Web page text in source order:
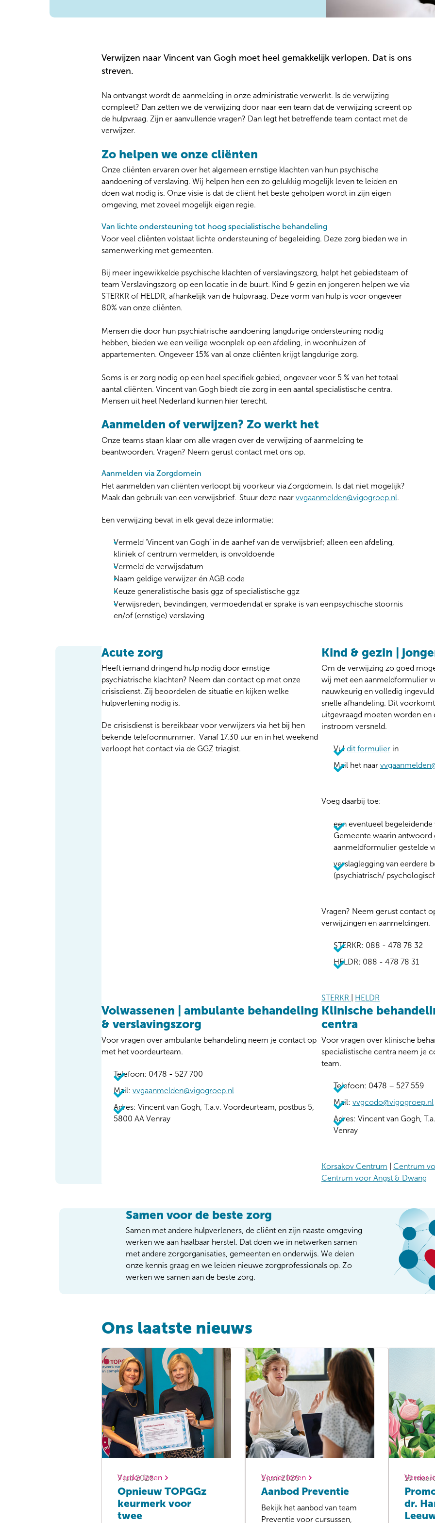
Verwijzen naar Vincent van Gogh moet heel gemakkelijk verlopen. Dat is ons
streven.
Na ontvangst wordt de aanmelding in onze administratie verwerkt. Is de verwijzing
compleet? Dan zetten we de verwijzing door naar een team dat de verwijzing screent op
de hulpvraag. Zijn er aanvullende vragen? Dan legt het betreffende team contact met de
verwijzer.
Zo helpen we onze cliënten
Onze cliënten ervaren over het algemeen ernstige klachten van hun psychische
aandoening of verslaving. Wij helpen hen een zo gelukkig mogelijk leven te leiden en
doen wat nodig is. Onze visie is dat de cliënt het beste geholpen wordt in zijn eigen
omgeving, met zoveel mogelijk eigen regie.
Van lichte ondersteuning tot hoog specialistische behandeling
Voor veel cliënten volstaat lichte ondersteuning of begeleiding. Deze zorg bieden we in
samenwerking met gemeenten.
Bij meer ingewikkelde psychische klachten of verslavingszorg, helpt het gebiedsteam of
team Verslavingszorg op een locatie in de buurt. Kind & gezin en jongeren helpen we via
STERKR of HELDR, afhankelijk van de hulpvraag. Deze vorm van hulp is voor ongeveer
80% van onze cliënten.
Mensen die door hun psychiatrische aandoening langdurige ondersteuning nodig
hebben, bieden we een veilige woonplek op een afdeling, in woonhuizen of
appartementen. Ongeveer 15% van al onze cliënten krijgt langdurige zorg.
Soms is er zorg nodig op een heel specifiek gebied, ongeveer voor 5 % van het totaal
aantal cliënten. Vincent van Gogh biedt die zorg in een aantal specialistische centra.
Mensen uit heel Nederland kunnen hier terecht.
Aanmelden of verwijzen? Zo werkt het
Onze teams staan klaar om alle vragen over de verwijzing of aanmelding te
beantwoorden. Vragen? Neem gerust contact met ons op.
Aanmelden via Zorgdomein
Het aanmelden van cliënten verloopt bij voorkeur via Zorgdomein. Is dat niet mogelijk?
Maak dan gebruik van een verwijsbrief. Stuur deze naar vvgaanmelden@vigogroep.nl.
Een verwijzing bevat in elk geval deze informatie:
Vermeld ‘Vincent van Gogh’ in de aanhef van de verwijsbrief; alleen een afdeling,
kliniek of centrum vermelden, is onvoldoende
Vermeld de verwijsdatum
Naam geldige verwijzer én AGB code
Keuze generalistische basis ggz of specialistische ggz
Verwijsreden, bevindingen, vermoeden dat er sprake is van een psychische stoornis
en/of (ernstige) verslaving
Acute zorg
Heeft iemand dringend hulp nodig door ernstige
psychiatrische klachten? Neem dan contact op met onze
crisisdienst. Zij beoordelen de situatie en kijken welke
hulpverlening nodig is.
De crisisdienst is bereikbaar voor verwijzers via het bij hen
bekende telefoonnummer. Vanaf 17.30 uur en in het weekend
verloopt het contact via de GGZ triagist.
Kind & gezin |
Om de verwijzing zo goed
wij met een aanmeldformulier
nauwkeurig en volledig
snelle afhandeling. Dit
uitgevraagd moeten worden
instroom versneld.
Vuldit formulier in
Mail het naar
Voeg daarbij toe:
een eventueel
Gemeente waarin
aanmeldformulier gestelde
verslaglegging van eerdere
(psychiatrisch/
Vragen? Neem gerust contact
verwijzingen en aanmeldingen.
STERKR: 088 - 478 78 32
HELDR: 088 - 478 78 31
STERKR HELDR
Volwassenen | ambulante behandeling
& verslavingszorg
Voor vragen over ambulante behandeling neem je contact op
met het voordeurteam.
Telefoon: 0478 - 527 700
Mail: vvgaanmelden@vigogroep.nl
Adres: Vincent van Gogh, T.a.v. Voordeurteam, postbus 5,
5800 AA Venray
Klinische
centra
Voor vragen over klinische
specialistische centra neem je
team.
Telefoon: 0478 – 527 559
Mail: vvgcodo@vigogroep.nl
Adres: Vincent van Gogh,
Venray
Korsakov Centrum
Centrum
Centrum voor Angst & Dwang
Samen voor de beste zorg
Samen met andere hulpverleners, de cliënt en zijn naaste omgeving
werken we aan haalbaar herstel. Dat doen we in netwerken samen
met andere zorgorganisaties, gemeenten en onderwijs. We delen
onze kennis graag en we leiden nieuwe zorgprofessionals op. Zo
werken we samen aan de beste zorg.
Ons laatste nieuws
Opnieuw TOPGGz
keurmerk voor
twee
7 juli 2026
Verder lezen
Aanbod Preventie
1 juni 2026
Bekijk het aanbod van team
Preventie voor cursussen,
Verder lezen
dr.
16
Verder